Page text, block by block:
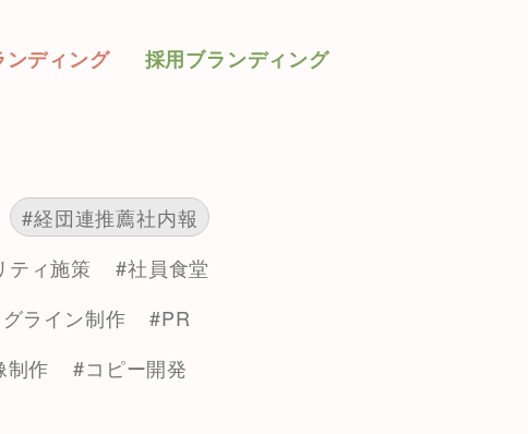
ンディング 採用ブランディング
#経団連推薦社内報
ティ施策
#社員食堂
ライン制作
#PR
制作
#コピー開発